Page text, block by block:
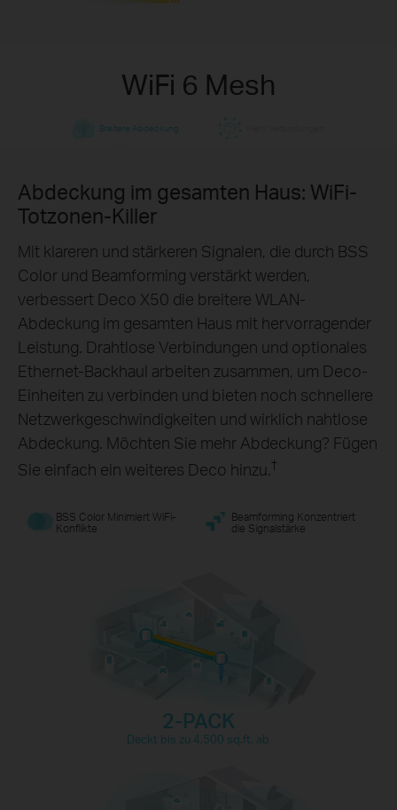
WiFi 6 Mesh
Breitere Abdeckung
Abdeckung im gesamten Haus: WiFi-
Totzonen-Killer
Mit klareren und stärkeren Signalen, die durch BSS
Color und Beamforming verstärkt werden,
verbessert Deco X50 die breitere WLAN-
Abdeckung im gesamten Haus mit hervorragender
Leistung. Drahtlose Verbindungen und optionales
Ethernet-Backhaul arbeiten zusammen, um Deco-
Einheiten zu verbinden und bieten noch schnellere
Netzwerkgeschwindigkeiten und wirklich nahtlose
Abdeckung. Möchten Sie mehr Abdeckung? Fügen
Sie einfach ein weiteres Deco hinzu.†
BSS Color Minimiert WiFi-
Konflikte
Beamforming Konzentriert
die Signalstärke
2-PACK
Deckt bis zu 4,500 sq.ft. ab
Entwickelt fürMehr Geräte
Deco-Produkte sind darauf ausgelegt, die Kapazität
und Effizienz in verkehrsreichen Umgebungen
erheblich zu verbessern. Egal wie viele Bildschirme
oder Geräte gleichzeitig verwendet werden, jeder
kann ein effizienteres Netzwerk genießen, das
schneller lädt, ohne die Leistung zu
beeinträchtigen.
150
Geräte